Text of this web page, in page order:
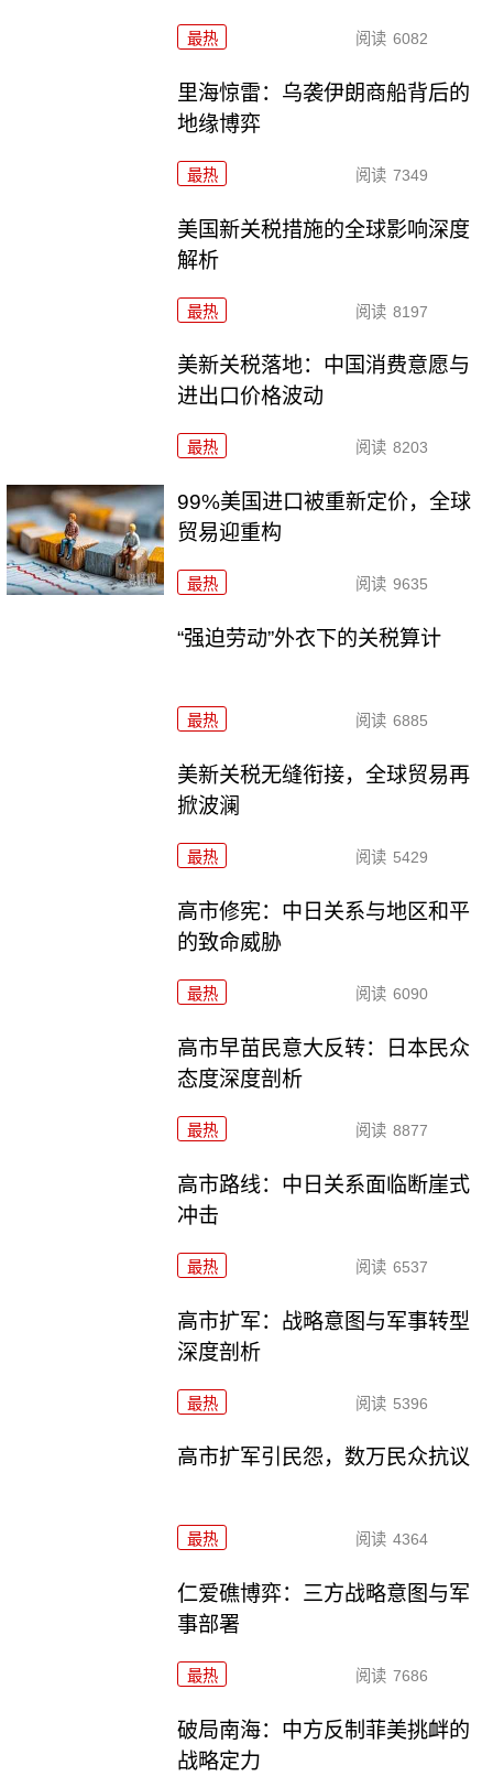
最热 阅读 6082
里海惊雷：乌袭伊朗商船背后的
地缘博弈
最热 阅读 7349
美国新关税措施的全球影响深度
解析
最热 阅读 8197
美新关税落地：中国消费意愿与
进出口价格波动
最热 阅读 8203
99%美国进口被重新定价，全球
贸易迎重构
最热 阅读 9635
“强迫劳动”外衣下的关税算计
最热 阅读 6885
美新关税无缝衔接，全球贸易再
掀波澜
最热 阅读 5429
高市修宪：中日关系与地区和平
的致命威胁
最热 阅读 6090
高市早苗民意大反转：日本民众
态度深度剖析
最热 阅读 8877
高市路线：中日关系面临断崖式
冲击
最热 阅读 6537
高市扩军：战略意图与军事转型
深度剖析
最热 阅读 5396
高市扩军引民怨，数万民众抗议
最热 阅读 4364
仁爱礁博弈：三方战略意图与军
事部署
最热 阅读 7686
破局南海：中方反制菲美挑衅的
战略定力